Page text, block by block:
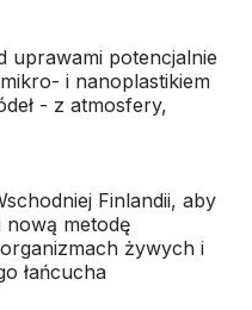
uprawami potencjalnie
i nanoplastikiem
- z atmosfery,
Finlandii, aby
nową metodę
żywych i
łańcucha